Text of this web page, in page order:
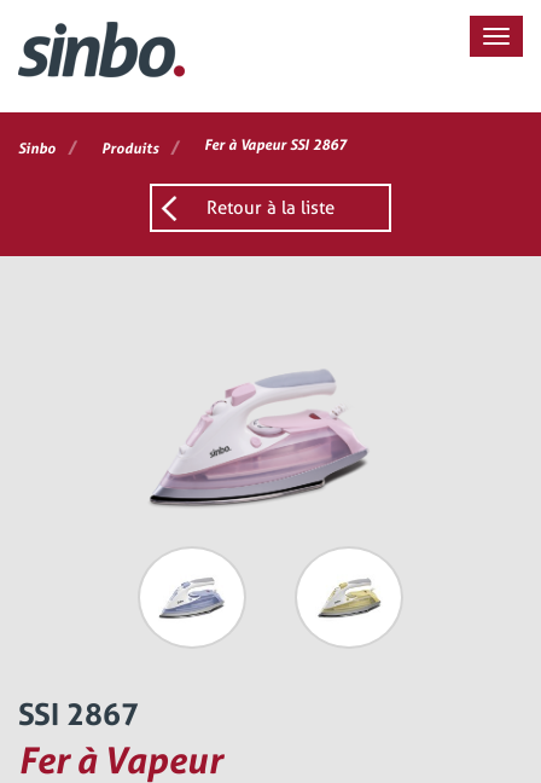
Sinbo / Produits / Fer à Vapeur SSI 2867
Retour à la liste
SSI 2867
Fer à Vapeur